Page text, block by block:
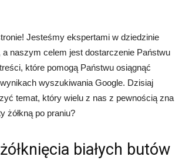
Jesteśmy ekspertami w dziedzinie
a naszym celem jest dostarczenie Państwu
które pomogą Państwu osiągnąć
wyszukiwania Google. Dzisiaj
temat, który wielu z nas z pewnością zna
żółkną po praniu?
białych butów